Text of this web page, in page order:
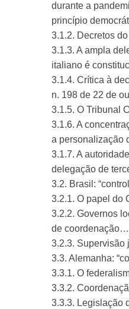
durante a
princípio
3.1.2. Decretos
3.1.3. A ampla
italiano é
3.1.4. Crítica à
n. 198 de 22
3.1.5. O
3.1.6. A
a
3.1.7. A
delegação
3.2. Brasil:
3.2.1. O papel
3.2.2. Governos
de
3.2.3.
3.3. Alemanha:
3.3.1. O
3.3.2.
3.3.3. Legislação